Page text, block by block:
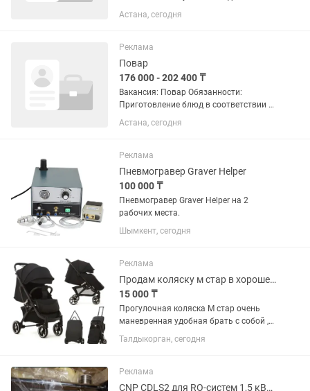
Подготовка сырья и замес теста
согласно технологическим картам.
Соблюдение санитарных норм и...
Астана, сегодня
Реклама
Повар
176 000 - 202 400 ₸
Вакансия: Повар Обязанности:
Приготовление блюд в соответствии с
технологическими картами.
Подготовка продуктов к
свежести используемых ингредиентов.
...
Астана, сегодня
Реклама
Пневмогравер Graver Helper
100 000 ₸
Пневмогравер Graver Helper на 2
рабочих места.
Шымкент, сегодня
Реклама
Продам коляску м стар в хорошем состоянии
15 000 ₸
Прогулочная коляска М стар очень
маневренная удобная брать с собой ,
собирается как чемоданчик внизу есть
место для хранения вещей. Колеса
Талдыкорган, сегодня
Реклама
CNP CDLS2 для RO-систем 1,5 кВт, 380 В! Насос высокого давления